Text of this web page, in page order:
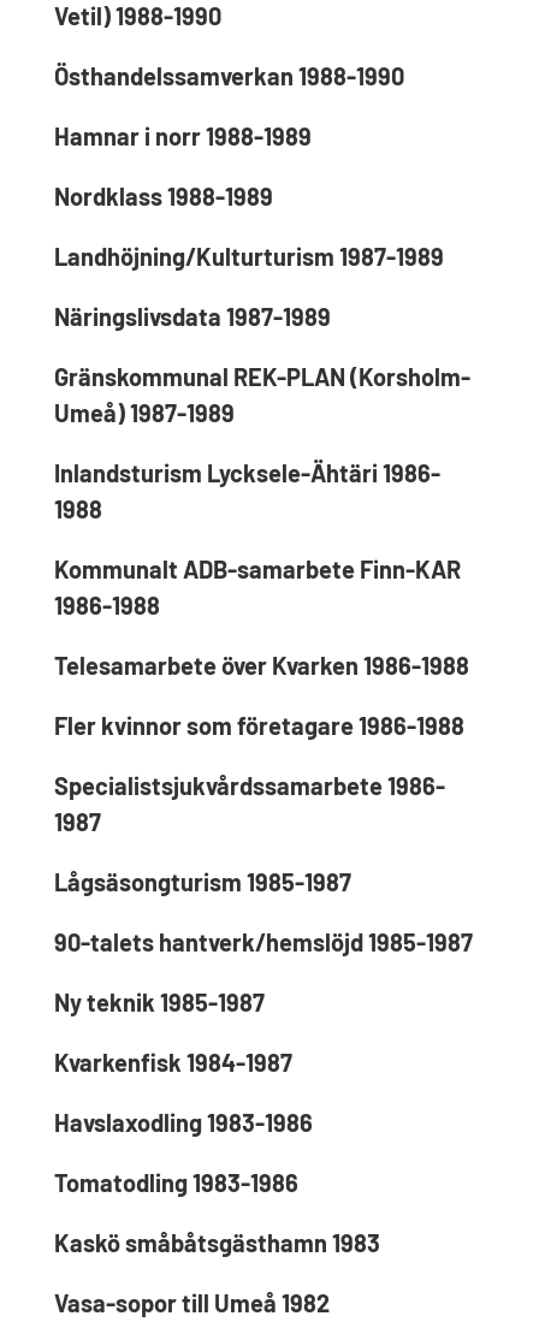
Vetil) 1988-1990
Östhandelssamverkan 1988-1990
Hamnar i norr 1988-1989
Nordklass 1988-1989
Landhöjning/Kulturturism 1987-1989
Näringslivsdata 1987-1989
Gränskommunal REK-PLAN (Korsholm-
Umeå) 1987-1989
Inlandsturism Lycksele-Ähtäri 1986-
1988
Kommunalt ADB-samarbete Finn-KAR
1986-1988
Telesamarbete över Kvarken 1986-1988
Fler kvinnor som företagare 1986-1988
Specialistsjukvårdssamarbete 1986-
1987
Lågsäsongturism 1985-1987
90-talets hantverk/hemslöjd 1985-1987
Ny teknik 1985-1987
Kvarkenfisk 1984-1987
Havslaxodling 1983-1986
Tomatodling 1983-1986
Kaskö småbåtsgästhamn 1983
Vasa-sopor till Umeå 1982